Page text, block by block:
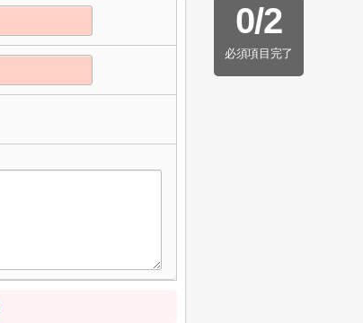
0/2
必須項目完了